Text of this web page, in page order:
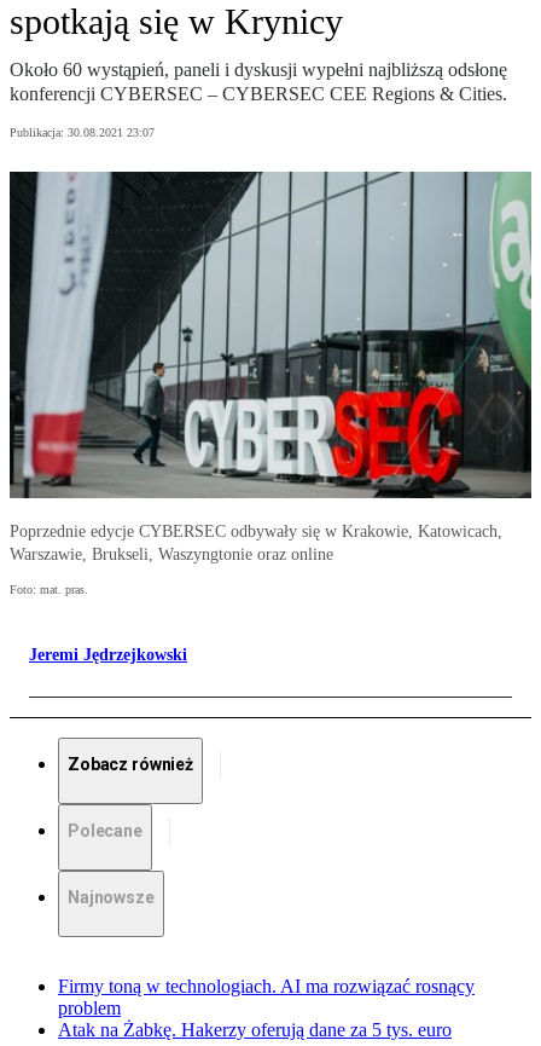
spotkają się w Krynicy
Około 60 wystąpień, paneli i dyskusji wypełni najbliższą odsłonę
konferencji CYBERSEC – CYBERSEC CEE Regions & Cities.
Publikacja: 30.08.2021 23:07
Poprzednie edycje CYBERSEC odbywały się w Krakowie, Katowicach,
Warszawie, Brukseli, Waszyngtonie oraz online
Foto: mat. pras.
Jeremi Jędrzejkowski
Zobacz również
Polecane
Najnowsze
Firmy toną w technologiach. AI ma rozwiązać rosnący
problem
Atak na Żabkę. Hakerzy oferują dane za 5 tys. euro